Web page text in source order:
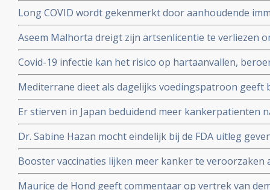
Long COVID wordt gekenmerkt door aanhoudende
cytotoxische CD8+ T-cellen op het SARS-CoV-2 virus
immuunreacties op de herpesvirussen Epstein-Barr-
patienten met aanhoudende Long Covid
Aseem Malhorta dreigt zijn artsenlicentie te verliezen
Covid mRNA vaccins ter discussie stelde in een
jarige leeftijd plotseling overleedt aan een hartaanval
Covid-19 infectie kan het risico op hartaanvallen,
gedurende drie jaar na een infectie verhogen
Mediterrane dieet als dagelijks voedingspatroon geeft
coronavirus - Covid-19 blijkt uit meta analyse van 6
Er stierven in Japan beduidend meer kankerpatienten
vaccinatie in vergelijking met andere jaren
Dr. Sabine Hazan mocht eindelijk bij de FDA uitleg
complementaire middelen en de samenstelling van de
Booster vaccinaties lijken meer kanker te veroorzaken
en waarschuwt voor gebruik van mRNA vaccins als
Maurice de Hond geeft commentaar op vertrek van